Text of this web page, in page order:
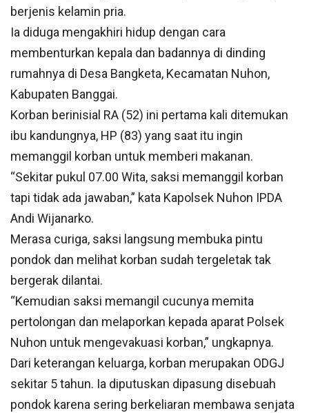
berjenis kelamin pria.
Ia diduga mengakhiri hidup dengan cara
membenturkan kepala dan badannya di dinding
rumahnya di Desa Bangketa, Kecamatan Nuhon,
Kabupaten Banggai.
Korban berinisial RA (52) ini pertama kali ditemukan
ibu kandungnya, HP (83) yang saat itu ingin
memanggil korban untuk memberi makanan.
“Sekitar pukul 07.00 Wita, saksi memanggil korban
tapi tidak ada jawaban,” kata Kapolsek Nuhon IPDA
Andi Wijanarko.
Merasa curiga, saksi langsung membuka pintu
pondok dan melihat korban sudah tergeletak tak
bergerak dilantai.
“Kemudian saksi memangil cucunya memita
pertolongan dan melaporkan kepada aparat Polsek
Nuhon untuk mengevakuasi korban,” ungkapnya.
Dari keterangan keluarga, korban merupakan ODGJ
sekitar 5 tahun. Ia diputuskan dipasung disebuah
pondok karena sering berkeliaran membawa senjata